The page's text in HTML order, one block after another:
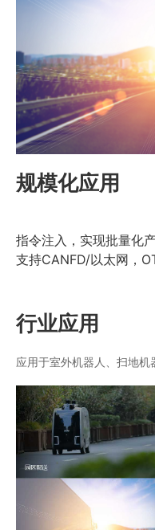
规模化应用
指令注入，实现批量化
支持CANFD/以太网，
行业应用
应用于室外机器人、扫地